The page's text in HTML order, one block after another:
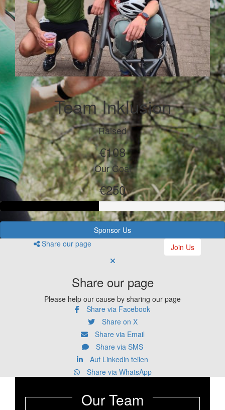
Team Inklusion
Raised
€108
Our Goal
€250
Sponsor Us
Share our page
Join Us
Share our page
Please help our cause by sharing our page
Share via Facebook
Share on X
Share via Email
Share via SMS
Auf Linkedin teilen
Share via WhatsApp
Our Team